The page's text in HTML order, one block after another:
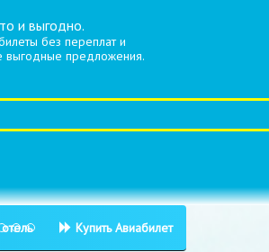
и выгодно.
без переплат и
выгодные предложения.
Купить Авиабилет